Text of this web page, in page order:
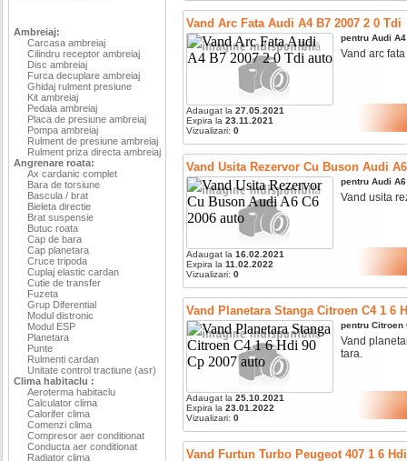
Ambreiaj:
Carcasa ambreiaj
Cilindru receptor ambreiaj
Disc ambreiaj
Furca decuplare ambreiaj
Ghidaj rulment presiune
Kit ambreiaj
Pedala ambreiaj
Placa de presiune ambreiaj
Pompa ambreiaj
Rulment de presiune ambreiaj
Rulment priza directa ambreiaj
Angrenare roata:
Ax cardanic complet
Bara de torsiune
Bascula / brat
Bieleta directie
Brat suspensie
Butuc roata
Cap de bara
Cap planetara
Cruce tripoda
Cuplaj elastic cardan
Cutie de transfer
Fuzeta
Grup Diferential
Modul distronic
Modul ESP
Planetara
Punte
Rulmenti cardan
Unitate control tractiune (asr)
Clima habitaclu :
Aeroterma habitaclu
Calculator clima
Calorifer clima
Comenzi clima
Compresor aer conditionat
Conducta aer conditionat
Radiator clima
Vand Arc Fata Audi A4 B7 2007 2 0 Tdi
Adaugat la 27.05.2021
Expira la 23.11.2021
Vizualizari: 0
pentru Audi A4
Vand arc
Vand Usita Rezervor Cu Buson Audi A6
Adaugat la 16.02.2021
Expira la 11.02.2022
Vizualizari: 0
pentru Audi A6
Vand usita
Vand Planetara Stanga Citroen C4 1 6
Adaugat la 25.10.2021
Expira la 23.01.2022
Vizualizari: 0
pentru Citroen
Vand
tara.
Vand Furtun Turbo Peugeot 407 1 6